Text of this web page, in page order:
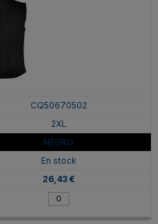
CQ50670502
2XL
NEGRO
En stock
26,43 €